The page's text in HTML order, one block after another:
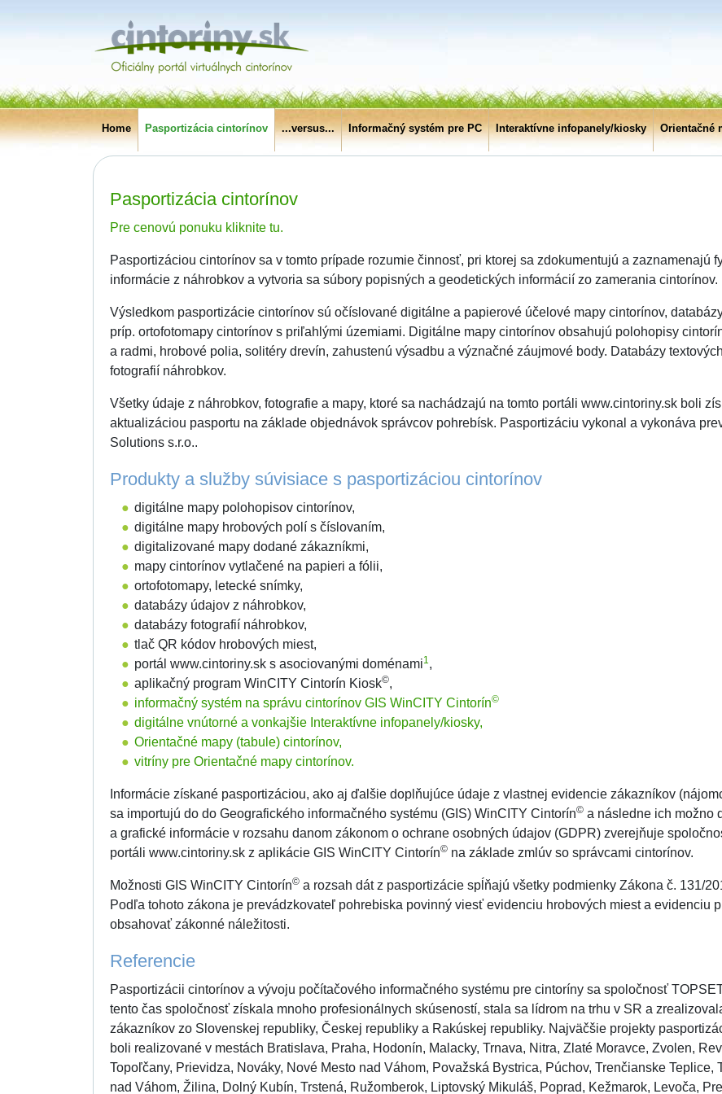
Home Pasportizácia cintorínov ...versus... Informačný systém pre PC Interaktívne infopanely/kiosky Orientačné
Pasportizácia cintorínov
Pre cenovú ponuku kliknite tu.
Pasportizáciou cintorínov sa v tomto prípade rozumie činnosť, pri ktorej sa zdokumentujú a zaznamenajú
informácie z náhrobkov a vytvoria sa súbory popisných a geodetických informácií zo zamerania cintorínov.
Výsledkom pasportizácie cintorínov sú očíslované digitálne a papierové účelové mapy cintorínov,
príp. ortofotomapy cintorínov s priľahlými územiami. Digitálne mapy cintorínov obsahujú polohopisy
a radmi, hrobové polia, solitéry drevín, zahustenú výsadbu a význačné záujmové body. Databázy
fotografií náhrobkov.
Všetky údaje z náhrobkov, fotografie a mapy, ktoré sa nachádzajú na tomto portáli www.cintoriny.sk boli
aktualizáciou pasportu na základe objednávok správcov pohrebísk. Pasportizáciu vykonal a vykonáva
Solutions s.r.o..
Produkty a služby súvisiace s pasportizáciou cintorínov
digitálne mapy polohopisov cintorínov,
digitálne mapy hrobových polí s číslovaním,
digitalizované mapy dodané zákazníkmi,
mapy cintorínov vytlačené na papieri a fólii,
ortofotomapy, letecké snímky,
databázy údajov z náhrobkov,
databázy fotografií náhrobkov,
tlač QR kódov hrobových miest,
portál www.cintoriny.sk s asociovanými doménami1,
aplikačný program WinCITY Cintorín Kiosk©,
informačný systém na správu cintorínov GIS WinCITY Cintorín©
digitálne vnútorné a vonkajšie Interaktívne infopanely/kiosky,
Orientačné mapy (tabule) cintorínov,
vitríny pre Orientačné mapy cintorínov.
Informácie získané pasportizáciou, ako aj ďalšie doplňujúce údaje z vlastnej evidencie zákazníkov
sa importujú do do Geografického informačného systému (GIS) WinCITY Cintorín© a následne ich možno
a grafické informácie v rozsahu danom zákonom o ochrane osobných údajov (GDPR) zverejňuje
portáli www.cintoriny.sk z aplikácie GIS WinCITY Cintorín© na základe zmlúv so správcami cintorínov.
Možnosti GIS WinCITY Cintorín© a rozsah dát z pasportizácie spĺňajú všetky podmienky Zákona č. 131/
Podľa tohoto zákona je prevádzkovateľ pohrebiska povinný viesť evidenciu hrobových miest a evidenciu
obsahovať zákonné náležitosti.
Referencie
Pasportizácii cintorínov a vývoju počítačového informačného systému pre cintoríny sa spoločnosť
tento čas spoločnosť získala mnoho profesionálnych skúseností, stala sa lídrom na trhu v SR a
zákazníkov zo Slovenskej republiky, Českej republiky a Rakúskej republiky. Najväčšie projekty
boli realizované v mestách Bratislava, Praha, Hodonín, Malacky, Trnava, Nitra, Zlaté Moravce, Zvolen,
Topoľčany, Prievidza, Nováky, Nové Mesto nad Váhom, Považská Bystrica, Púchov, Trenčianske
nad Váhom, Žilina, Dolný Kubín, Trstená, Ružomberok, Liptovský Mikuláš, Poprad, Kežmarok, Levoča,